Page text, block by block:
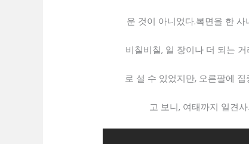
운 것이 아니었다.복면을 한
비칠비칠, 일 장이나 더 되는
로 설 수 있었지만, 오른팔에
고 보니, 여태까지 일견